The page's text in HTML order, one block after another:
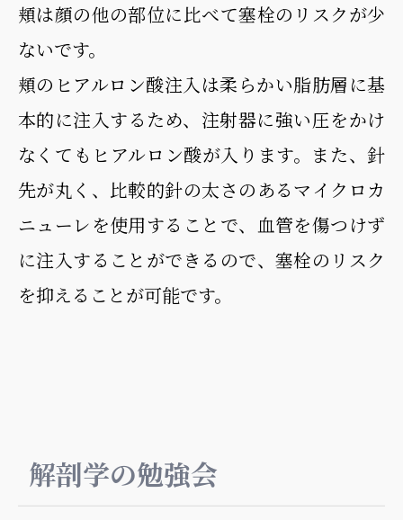
頬は顔の他の部位に比べて塞栓のリスクが少
ないです。
頬のヒアルロン酸注入は柔らかい脂肪層に基
本的に注入するため、注射器に強い圧をかけ
なくてもヒアルロン酸が入ります。また、針
先が丸く、比較的針の太さのあるマイクロカ
ニューレを使用することで、血管を傷つけず
に注入することができるので、塞栓のリスク
を抑えることが可能です。
解剖学の勉強会